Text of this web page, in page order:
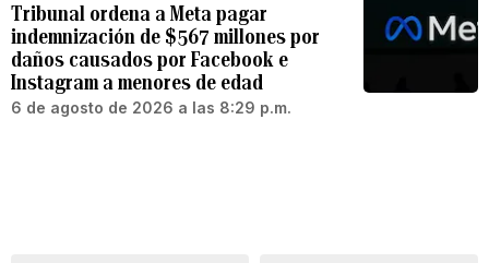
Tribunal ordena a Meta pagar
indemnización de $567 millones por
daños causados por Facebook e
Instagram a menores de edad
6 de agosto de 2026 a las 8:29 p.m.